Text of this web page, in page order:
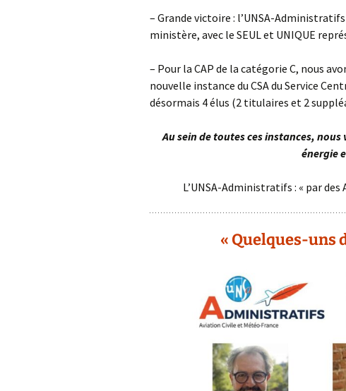
– Grande victoire : l’UNSA-
ministère, avec le SEUL et UNIQUE
– Pour la CAP de la catégorie C, nous
nouvelle instance du CSA du Service
désormais 4 élus (2 titulaires et 2
Au sein de toutes ces instances,
énergie
L’UNSA-Administratifs : « par
« Quelques-uns